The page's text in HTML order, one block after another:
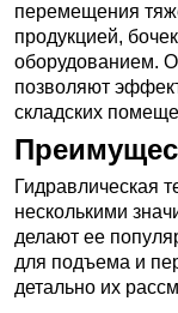
перемещения
продукцией,
оборудованием.
позволяют
складских
Гидравлическая
несколькими
делают ее
для подъема и
детально их